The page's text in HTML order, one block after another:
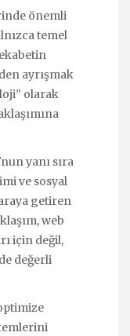
önemli
temel
ayrışmak
olarak
yanı sıra
ve sosyal
getiren
web
için değil,
değerli